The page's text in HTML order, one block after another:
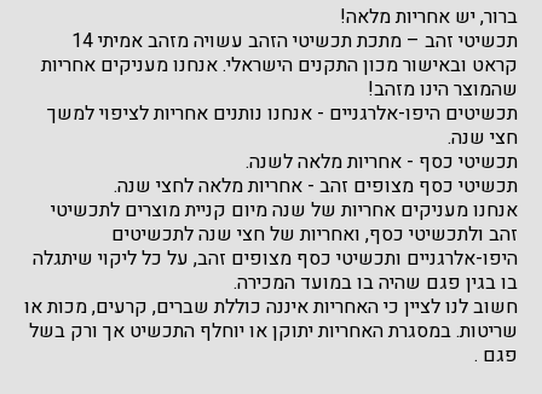
ברור, יש אחריות מלאה!
תכשיטי זהב – מתכת תכשיטי הזהב עשויה מזהב אמיתי 14
קראט ובאישור מכון התקנים הישראלי. אנחנו מעניקים אחריות
שהמוצר הינו מזהב!
תכשיטים היפו-אלרגניים - אנחנו נותנים אחריות לציפוי למשך
חצי שנה.
תכשיטי כסף - אחריות מלאה לשנה.
תכשיטי כסף מצופים זהב - אחריות מלאה לחצי שנה.
אנחנו מעניקים אחריות של שנה מיום קניית מוצרים לתכשיטי
זהב ולתכשיטי כסף, ואחריות של חצי שנה לתכשיטים
היפו-אלרגניים ותכשיטי כסף מצופים זהב, על כל ליקוי שיתגלה
בו בגין פגם שהיה בו במועד המכירה.
חשוב לנו לציין כי האחריות איננה כוללת שברים, קרעים, מכות או
שריטות. במסגרת האחריות יתוקן או יוחלף התכשיט אך ורק בשל
פגם .